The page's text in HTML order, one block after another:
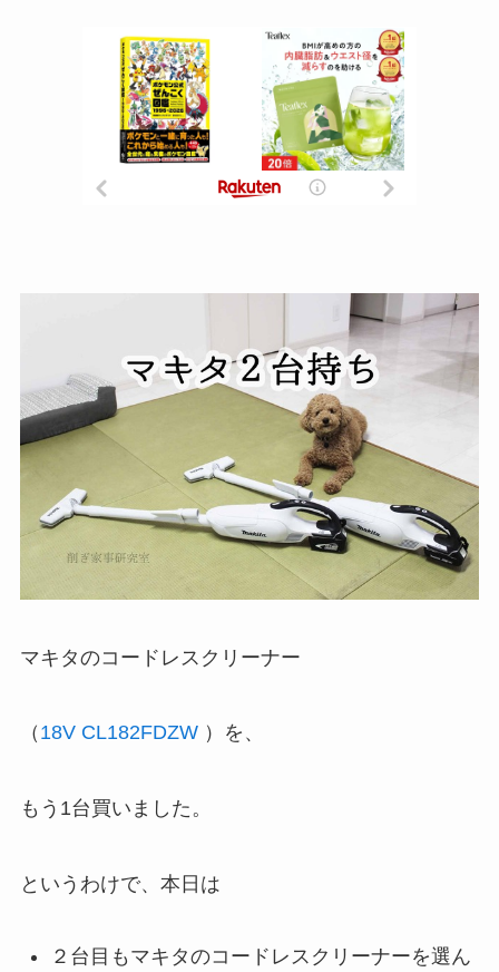
マキタのコードレスクリーナー
（ 18V CL182FDZW ）を、
もう1台買いました。
というわけで、本日は
２台目もマキタのコードレスクリーナーを選ん